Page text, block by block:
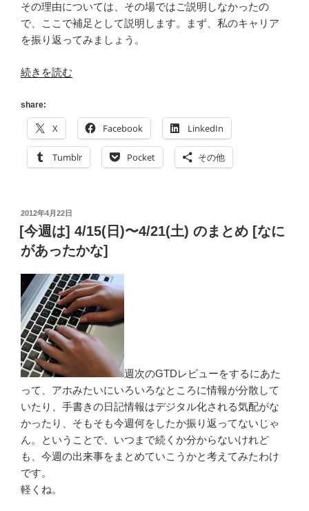
その理由については、その場ではご説明しなかったの
で、ここで補足として説明します。まず、私のキャリア
を振り返ってみましょう。
“[大
企
業
を]
#qpstudy
2013.04
カ
リ
マ
塾
講
師
が、
自
の
キ
ャ
リ
ア
を
続きを読む
share:
X Facebook LinkedIn
Tumblr Pocket その他
投
稿
日:
2012年4月22日
[今週は] 4/15(日)〜4/21(土) のまとめ [なに
があったかな]
週次のGTDレビューをするにあた
って、アホみたいにいろいろなところに情報が分散して
いたり、手書きの日記情報はデジタル化される気配がな
かったり、そもそも今週何をしたか振り返ってないじゃ
ん。ということで、いつまで続くか分からないけれど
も、今週の出来事をまとめていこうかと考えてみたわけ
です。
軽くね。